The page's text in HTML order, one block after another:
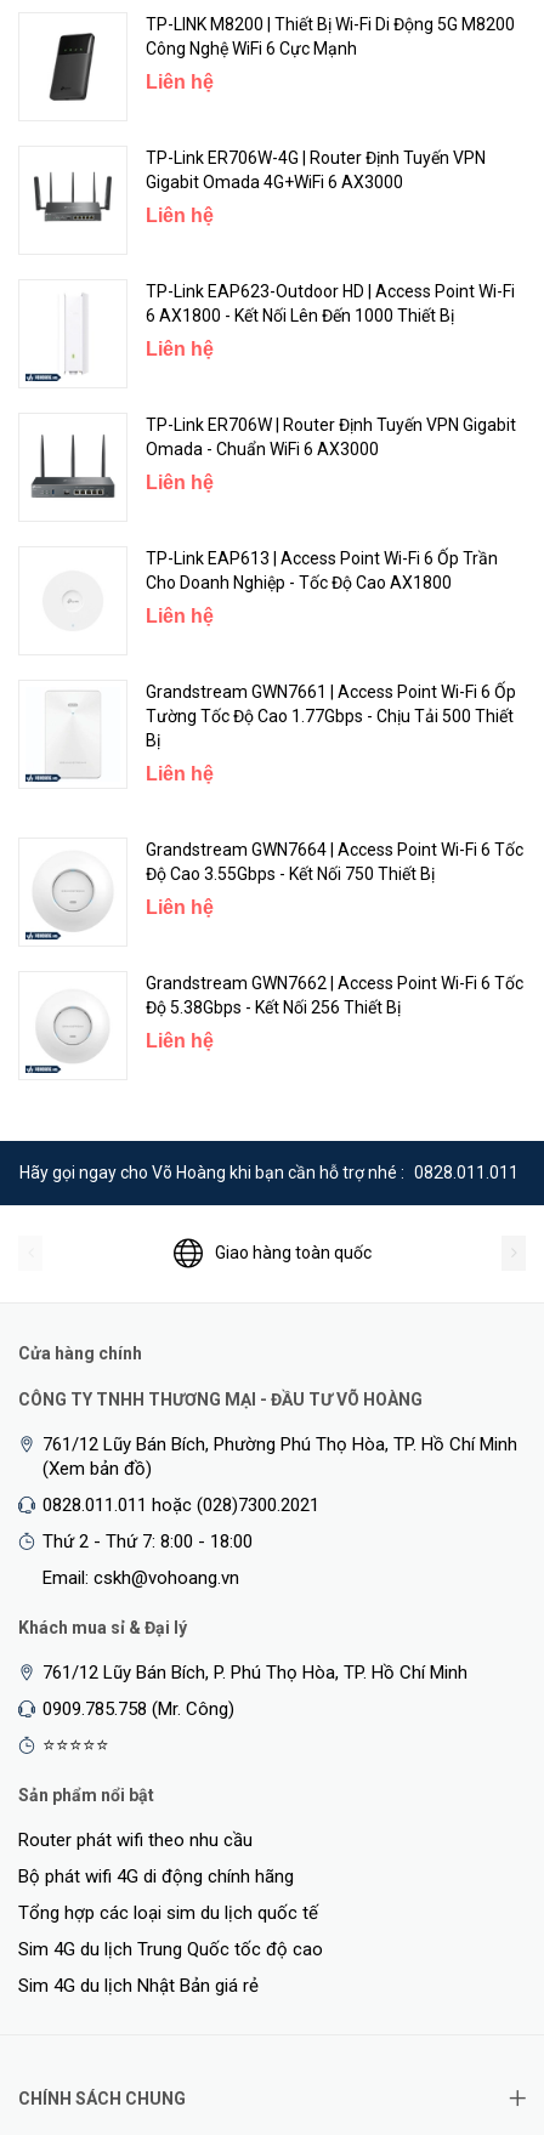
Bảo vệ mạng của bạn chống lại tấn công vũ phu và rình mò với bảo
vệ bảo mật cấp doanh nghiệp WPA3, xác thực cổng thông tin và
mạng khách tách biệt.
Mạng khách cung cấp bảo mật nâng cao. Các SSID khác nhau
cũng cho phép quản lý truy cập linh hoạt.
Các cổng cố định (bao gồm SMS, Facebook WiFi, Voucher) và xác
thực 802.1x đảm bảo những khách được ủy quyền có thể truy cập
Tăng cường kinh doanh với Đăng nhập Facebook WiFi và SMS
mạng. Thúc đẩy doanh nghiệp của bạn với một trang tiếp thị tùy
WPA3 cho các mạng công cộng mở không cần lo lắng
WiFi mở và không bảo mật trước đây với bảo mật doanh nghiệp
nâng cao.
Cổng Gigabit đầy đủ để kết nối mạng
Các thiết bị có dây như điện thoại VoIP có thể được cấp nguồn mà
với mạng gigabit của mình. Một trong các cổng donwlink cung cấp
đó.
Triển khai dễ dàng với PoE Powered
Cắm nó vào cáp Ethernet hiện có và bạn đã sẵn sàng.
TP-LINK M8200 | Thiết Bị Wi-Fi Di Động 5G M8200
Công Nghệ WiFi 6 Cực Mạnh
Liên hệ
TP-Link ER706W-4G | Router Định Tuyến VPN
Gigabit Omada 4G+WiFi 6 AX3000
Liên hệ
TP-Link EAP623-Outdoor HD | Access Point Wi-Fi
6 AX1800 - Kết Nối Lên Đến 1000 Thiết Bị
Liên hệ
TP-Link ER706W | Router Định Tuyến VPN Gigabit
Omada - Chuẩn WiFi 6 AX3000
Liên hệ
TP-Link EAP613 | Access Point Wi-Fi 6 Ốp Trần
Cho Doanh Nghiệp - Tốc Độ Cao AX1800
Liên hệ
Grandstream GWN7661 | Access Point Wi-Fi 6 Ốp
Tường Tốc Độ Cao 1.77Gbps - Chịu Tải 500 Thiết
Bị
Liên hệ
Grandstream GWN7664 | Access Point Wi-Fi 6 Tốc
Độ Cao 3.55Gbps - Kết Nối 750 Thiết Bị
Liên hệ
Grandstream GWN7662 | Access Point Wi-Fi 6 Tốc
Độ 5.38Gbps - Kết Nối 256 Thiết Bị
Liên hệ
Hãy gọi ngay cho Võ Hoàng khi bạn cần hỗ trợ nhé : 0828.011.011
Giao hàng toàn quốc
Cửa hàng chính
CÔNG TY TNHH THƯƠNG MẠI - ĐẦU TƯ VÕ HOÀNG
761/12 Lũy Bán Bích, Phường Phú Thọ Hòa, TP. Hồ Chí Minh
(Xem bản đồ)
0828.011.011 hoặc (028)7300.2021
Thứ 2 - Thứ 7: 8:00 - 18:00
Email: cskh@vohoang.vn
Khách mua sỉ & Đại lý
761/12 Lũy Bán Bích, P. Phú Thọ Hòa, TP. Hồ Chí Minh
0909.785.758 (Mr. Công)
⭐⭐⭐⭐⭐
Sản phẩm nổi bật
Router phát wifi theo nhu cầu
Bộ phát wifi 4G di động chính hãng
Tổng hợp các loại sim du lịch quốc tế
Sim 4G du lịch Trung Quốc tốc độ cao
Sim 4G du lịch Nhật Bản giá rẻ
CHÍNH SÁCH CHUNG